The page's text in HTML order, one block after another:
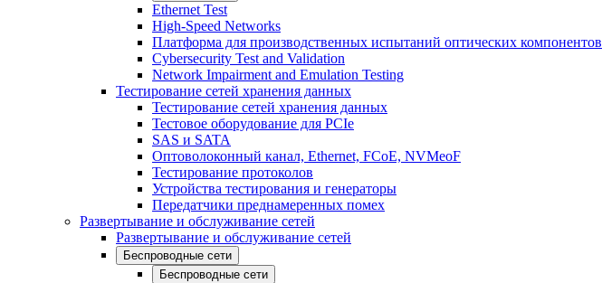
Ethernet Test
High-Speed Networks
Платформа для производственных испытаний оптических компонентов
Cybersecurity Test and Validation
Network Impairment and Emulation Testing
Тестирование сетей хранения данных
Тестирование сетей хранения данных
Тестовое оборудование для PCIe
SAS и SATA
Оптоволоконный канал, Ethernet, FCoE, NVMeoF
Тестирование протоколов
Устройства тестирования и генераторы
Передатчики преднамеренных помех
Развертывание и обслуживание сетей
Развертывание и обслуживание сетей
Беспроводные сети
Беспроводные сети